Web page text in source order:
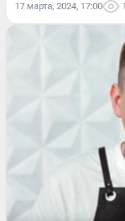
17 марта, 2024, 17:00